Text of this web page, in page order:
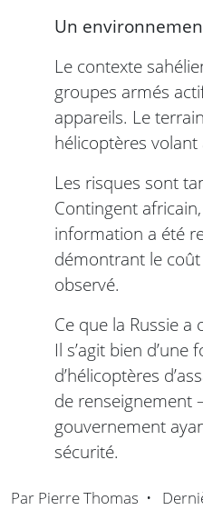
Un
Le contexte
groupes armés
appareils. Le
hélicoptères
Les risques sont
Contingent
information a été
démontrant le
observé.
Ce que la Russie
Il s’agit bien
d’hélicoptères
de renseignement
gouvernement
sécurité.
Par Pierre Thomas •